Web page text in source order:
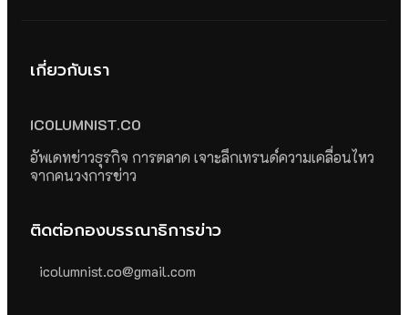
เกี่ยวกับเรา
ICOLUMNIST.CO
อัพเดทข่าวธุรกิจ การตลาด เจาะลึกเทรนด์ความเคลื่อนไหว
จากคนวงการข่าว
ติดต่อกองบรรณาธิการข่าว
icolumnist.co@gmail.com